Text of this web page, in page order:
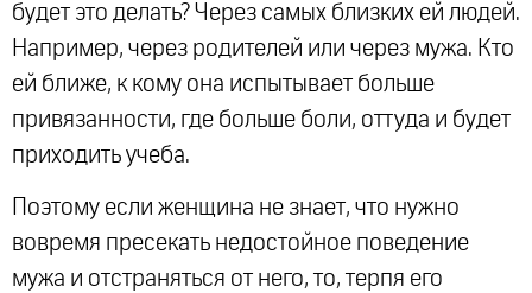
будет это делать? Через самых близких ей людей.
Например, через родителей или через мужа. Кто
ей ближе, к кому она испытывает больше
привязанности, где больше боли, оттуда и будет
приходить учеба.
Поэтому если женщина не знает, что нужно
вовремя пресекать недостойное поведение
мужа и отстраняться от него, то, терпя его